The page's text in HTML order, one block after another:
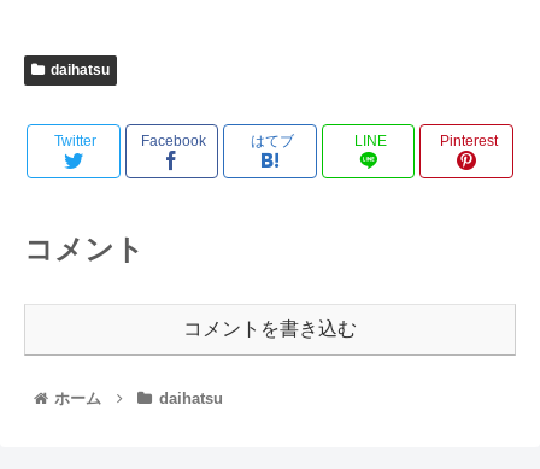
daihatsu
Twitter Facebook はてブ LINE Pinterest
コメント
コメントを書き込む
ホーム daihatsu